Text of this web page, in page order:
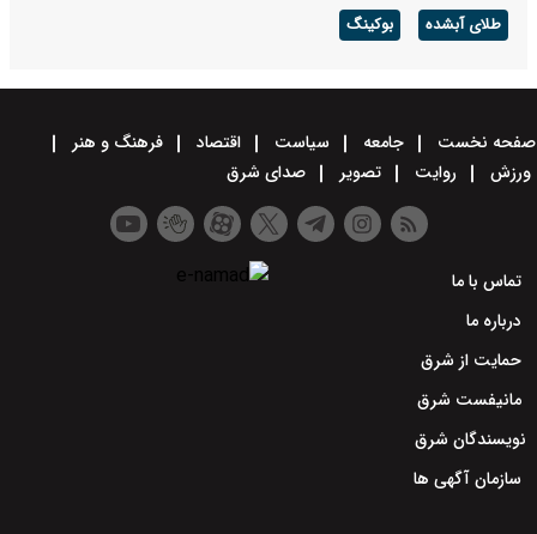
طلای آبشده بوکینگ
صفحه نخست جامعه سیاست اقتصاد
فرهنگ و هنر
ورزش
روایت تصویر صدای شرق
تماس با ما
درباره ما
حمایت از شرق
مانیفست شرق
نویسندگان شرق
سازمان آگهی ها